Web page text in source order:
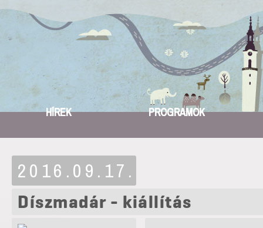
HÍREK PROGRAMOK
2016.09.17.
Díszmadár - kiállítás